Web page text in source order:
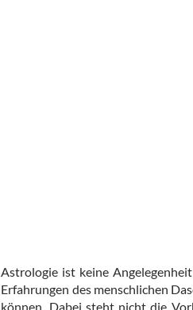
Astrologie ist keine
Erfahrungen des menschlichen
können. Dabei steht nicht die